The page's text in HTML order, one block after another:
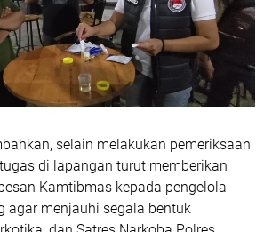
selain melakukan pemeriksaan
di lapangan turut memberikan
Kamtibmas kepada pengelola
agar menjauhi segala bentuk